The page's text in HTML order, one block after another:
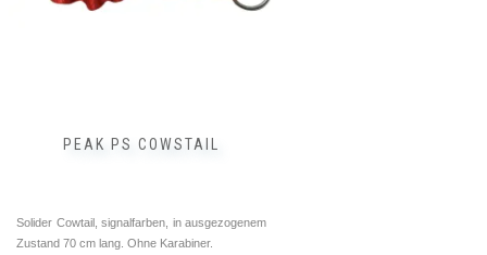
PEAK PS COWSTAIL
Solider Cowtail, signalfarben, in ausgezogenem
Zustand 70 cm lang. Ohne Karabiner.